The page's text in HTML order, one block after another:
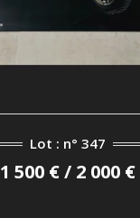
Lot : n° 347
1 500 € / 2 000 €